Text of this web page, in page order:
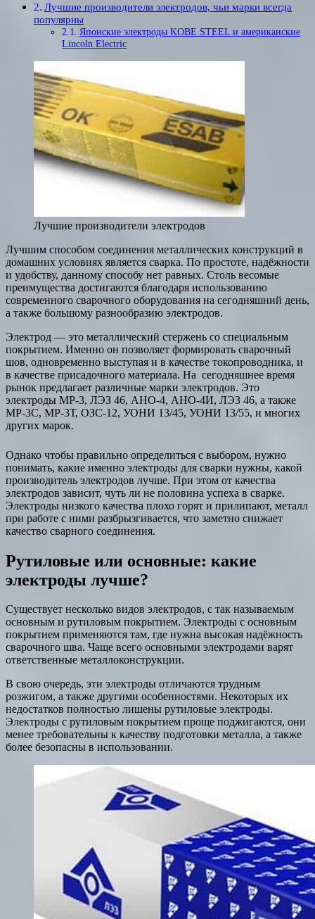
Лучшие производители электродов, чьи марки всегда
популярны
Японские электроды KOBE STEEL и американские
Lincoln Electric
Лучшие производители электродов
Лучшим способом соединения металлических конструкций в
домашних условиях является сварка. По простоте, надёжности
и удобству, данному способу нет равных. Столь весомые
преимущества достигаются благодаря использованию
современного сварочного оборудования на сегодняшний день,
а также большому разнообразию электродов.
Электрод — это металлический стержень со специальным
покрытием. Именно он позволяет формировать сварочный
шов, одновременно выступая и в качестве токопроводника, и
в качестве присадочного материала. На сегодняшнее время
рынок предлагает различные марки электродов. Это
электроды МР-3, ЛЭЗ 46, АНО-4, АНО-4И, ЛЭЗ 46, а также
МР-3С, МР-3Т, ОЗС-12, УОНИ 13/45, УОНИ 13/55, и многих
других марок.
Однако чтобы правильно определиться с выбором, нужно
понимать, какие именно электроды для сварки нужны, какой
производитель электродов лучше. При этом от качества
электродов зависит, чуть ли не половина успеха в сварке.
Электроды низкого качества плохо горят и прилипают, металл
при работе с ними разбрызгивается, что заметно снижает
качество сварного соединения.
Рутиловые или основные: какие
электроды лучше?
Существует несколько видов электродов, с так называемым
основным и рутиловым покрытием. Электроды с основным
покрытием применяются там, где нужна высокая надёжность
сварочного шва. Чаще всего основными электродами варят
ответственные металлоконструкции.
В свою очередь, эти электроды отличаются трудным
розжигом, а также другими особенностями. Некоторых их
недостатков полностью лишены рутиловые электроды.
Электроды с рутиловым покрытием проще поджигаются, они
менее требовательны к качеству подготовки металла, а также
более безопасны в использовании.